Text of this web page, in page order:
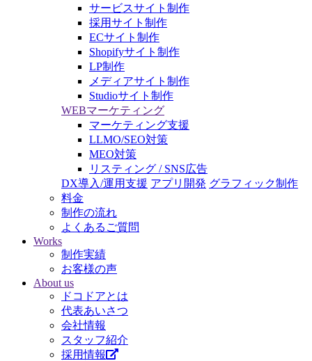
サービスサイト制作
採用サイト制作
ECサイト制作
Shopifyサイト制作
LP制作
メディアサイト制作
Studioサイト制作
WEBマーケティング
マーケティング支援
LLMO/SEO対策
MEO対策
リスティング / SNS広告
DX導入/運用支援 アプリ開発 グラフィック制作
料金
制作の流れ
よくあるご質問
Works
制作実績
お客様の声
About us
ドコドアとは
代表あいさつ
会社情報
スタッフ紹介
採用情報